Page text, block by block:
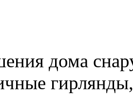
дома